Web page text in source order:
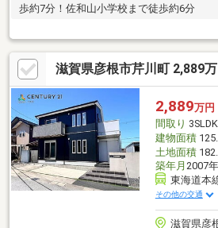
歩約7分！佐和山小学校まで徒歩約6分
滋賀県彦根市芹川町 2,889
2,889万円
間取り 3SLDK
建物面積
土地面積
築年月 2007
東海道本
その他の交通
滋賀県彦